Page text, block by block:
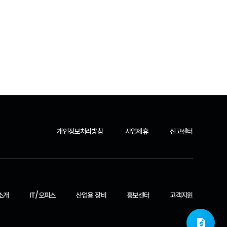
request_quote
개인정보처리방침 사업제휴 신고센터
개 IT/오피스 산업용 장비 홍보센터 고객지원